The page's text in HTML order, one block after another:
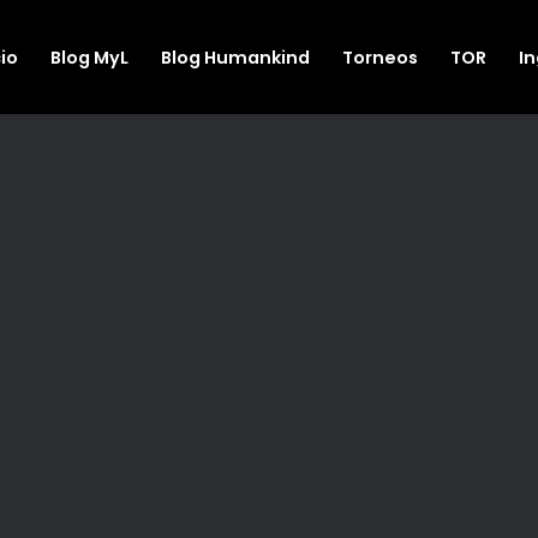
Blog MyL Blog Humankind Torneos TOR